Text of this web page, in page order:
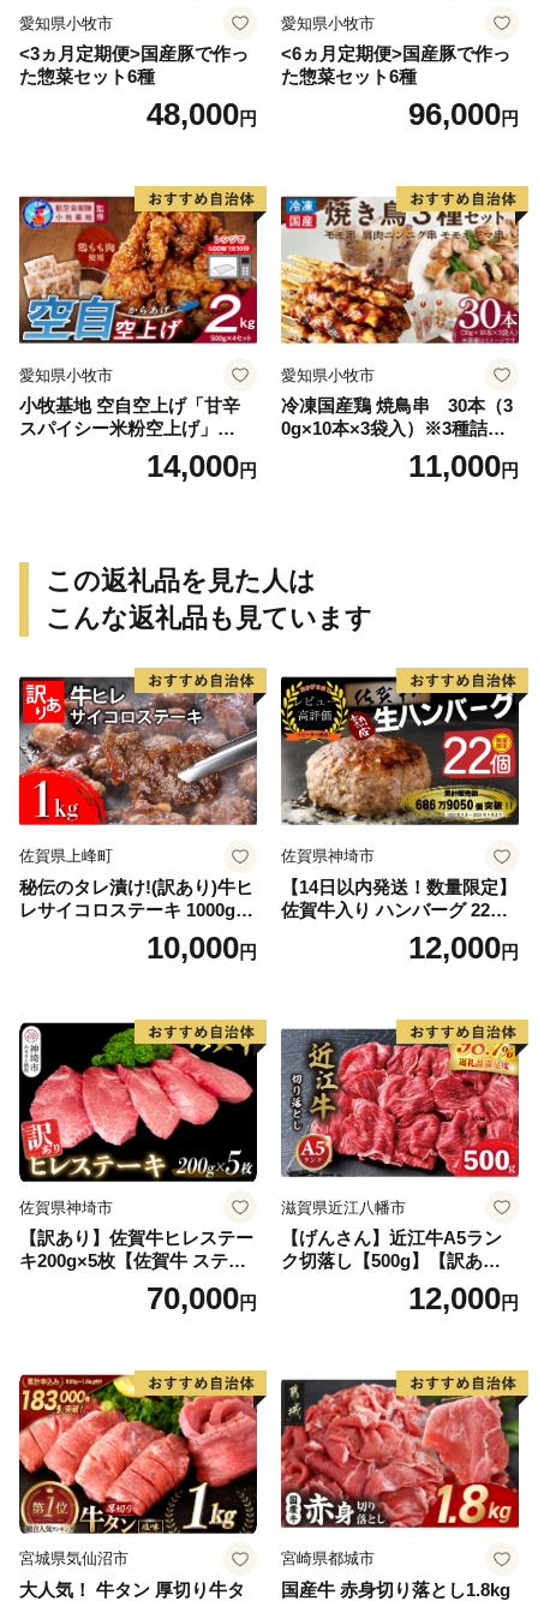
愛知県小牧市
<3ヵ月定期便>国産豚で作っ
た惣菜セット6種
48,000円
愛知県小牧市
<6ヵ月定期便>国産豚で作っ
た惣菜セット6種
96,000円
愛知県小牧市
小牧基地 空自空上げ「甘辛
スパイシー米粉空上げ」
（計2kg 500g×4袋）手羽先
14,000円
愛知県小牧市
冷凍国産鶏 焼鳥串 30本（3
0g×10本×3袋入）※3種詰め
合わせ 焼き鳥 おつまみ バー
ベキュー 小分け 国産 鶏肉 焼
せ
11,000円
この返礼品を見た人は
こんな返礼品も見ています
佐賀県上峰町
秘伝のタレ漬け!(訳あり)牛ヒ
レサイコロステーキ 1000g
10,000円
佐賀県神埼市
【14日以内発送！数量限定】
佐賀牛入り ハンバーグ 22個
2.6kg(120g×22個)【佐賀牛
黒毛和牛 ブランド牛 九州 ハ
気】(H083106)
12,000円
佐賀県神埼市
【訳あり】佐賀牛ヒレステー
キ200g×5枚【佐賀牛 ステー
キ ブランド肉 ヒレ肉 フィレ
肉 ジューシー ヘルシー】(H0
70,000円
滋賀県近江八幡市
【げんさん】近江牛A5ラン
ク切落し【500g】【訳あり】
12,000円
宮城県気仙沼市
大人気！ 牛タン 厚切り牛タ
宮崎県都城市
国産牛 赤身切り落とし1.8kg